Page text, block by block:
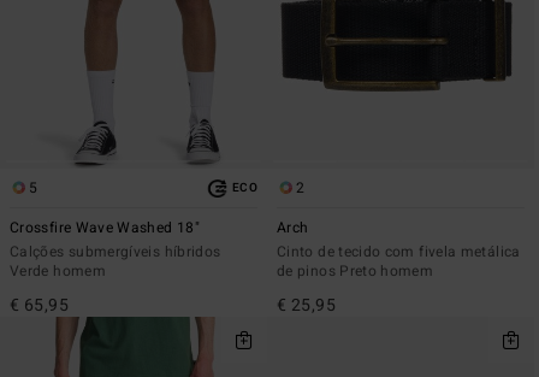
5 ECO
Crossfire Wave Washed 18"
Calções submergíveis híbridos
Verde homem
€ 65,95
2
Arch
Cinto de tecido com fivela metálica
de pinos Preto homem
€ 25,95